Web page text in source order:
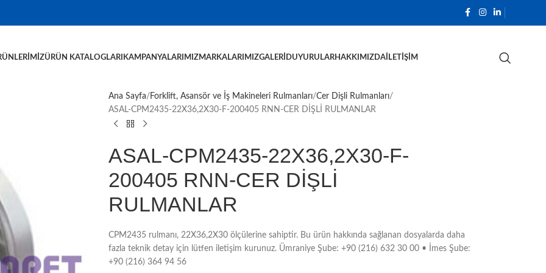
ÜRÜN KATALOGLARI KAMPANYALARIMIZMARKALARIMIZGALERI DUYURULARHAKKIMIZDA İLETIŞIM
Ana Sayfa Forklift, Asansör ve İş Makineleri Rulmanları Cer Dişli Rulmanları
ASAL-CPM2435-22X36,2X30-F-200405 RNN-CER DİŞLİ RULMANLAR
ASAL-CPM2435-22X36,2X30-F-
200405 RNN-CER DİŞLİ
RULMANLAR
CPM2435 rulmanı, 22X36,2X30 ölçülerine sahiptir. Bu ürün hakkında sağlanan dosyalarda daha
fazla teknik detay için lütfen iletişim kurunuz. Ümraniye Şube: +90 (216) 632 30 00 • İmes Şube:
+90 (216) 364 94 56